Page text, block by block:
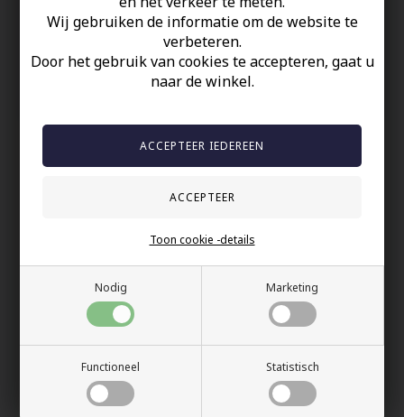
Wij gebruiken de informatie om de website te
verbeteren.
Door het gebruik van cookies te accepteren, gaat u
naar de winkel.
Nodig Marketing
Functioneel Statistisch
Toon cookie -details
Op Voorraad
100% nikkelvrij sieraden
60 dagen retour
Anderen gekocht hebben ook